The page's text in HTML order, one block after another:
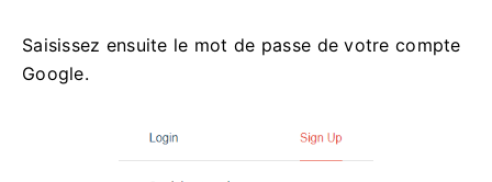
Saisissez ensuite le mot de passe de votre compte
Google.